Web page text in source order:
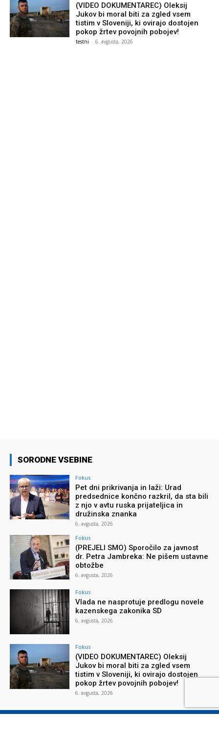
(VIDEO DOKUMENTAREC) Oleksij
Jukov bi moral biti za zgled vsem
tistim v Sloveniji, ki ovirajo dostojen
pokop žrtev povojnih pobojev!
testni - 6. avgusta, 2026
SORODNE VSEBINE
Fokus
Pet dni prikrivanja in laži: Urad
predsednice končno razkril, da sta bili
z njo v avtu ruska prijateljica in
družinska znanka
6. avgusta, 2026
Fokus
(PREJELI SMO) Sporočilo za javnost
dr. Petra Jambreka: Ne pišem ustavne
obtožbe
6. avgusta, 2026
Fokus
Vlada ne nasprotuje predlogu novele
kazenskega zakonika SD
6. avgusta, 2026
Fokus
(VIDEO DOKUMENTAREC) Oleksij
Jukov bi moral biti za zgled vsem
tistim v Sloveniji, ki ovirajo dostojen
pokop žrtev povojnih pobojev!
6. avgusta, 2026